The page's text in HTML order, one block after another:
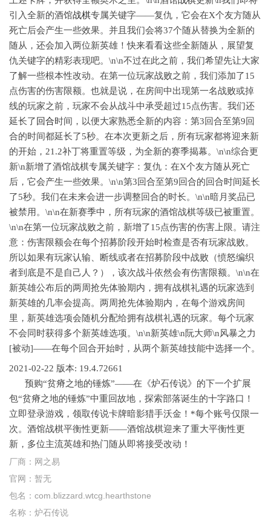
引入全新的酒馆战棋专属关键字——复仇，它会在X个友方随从
死亡后会产生一些效果。并且我们会将37个随从替换为全新的
随从，还会加入两位新英雄！快来看看这些全新随从，展望复
仇关键字的精彩表现吧。\n\n不过在此之前，我们希望先让大家
了解一些根本性改动。在第一位玩家战败之前，我们添加了15
点伤害的伤害限额。也就是说，在房间中出现第一名战败或掉
线的玩家之前，玩家不会从战斗中承受超过15点伤害。我们还
延长了 回合时间，以便大家熟悉全新的内容：第3回合至第9回
合的时间都延长了5秒。在本次更新之后，所有玩家都将迎来新
的开始，21.2补丁将重置等级，为全新的赛季揭幕。\n\n综合更
新\n新增了酒馆战棋专属关键字：复仇：在X个友方随从死亡
后，它会产生一些效果。\n\n第3回合至第9回合的回合时间延长
了5秒。我们在未来会进一步调整回合的时长。\n\n暗月奖品已
被禁用。\n\n在新赛季中，所有玩家的酒馆战棋等级已被重置。
\n\n在第一位玩家战败之前，新增了15点伤害的伤害上限。请注
意：伤害限额会在每个招募阶段开始时检查是否有玩家战败。
所以如果有玩家认输、断线或者在招募阶段中战败（愤怒编织
者到底是不是自己人？），该次战斗依然会有伤害限额。\n\n在
新英雄公布后的两周抢先体验期内，拥有战棋礼遇的玩家选到
新英雄的几率会提高。两周抢先体验期内，在每个游戏房间
里，新英雄选项会随机分配给拥有战棋礼遇的玩家。每个玩家
不会同时获得多个新英雄选项。\n\n新英雄\n阮大师\n风暴之力
[被动]——在每个回合开始时，从两个新英雄技能中选择一个。
2021-02-22 版本: 19.4.72661
预购“贫瘠之地的锤炼”——在《炉石传说》的下一个扩展
包“贫瘠之地的锤炼”中重回故地，探索部落诞生的十字路口！
立即登录游戏，领取传说卡牌暗影猎手沃金！*每个账号仅限一
次。酒馆战棋平衡性更新——酒馆战棋迎来了重大平衡性更
新，多位主流英雄和热门随从即将接受改动！
厂商： 网之易
官网： 暂无
包名： com.blizzard.wtcg.hearthstone
名称： 炉石传说